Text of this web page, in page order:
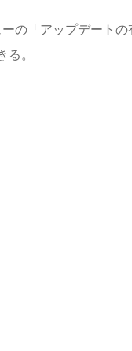
の「アップデートの
。